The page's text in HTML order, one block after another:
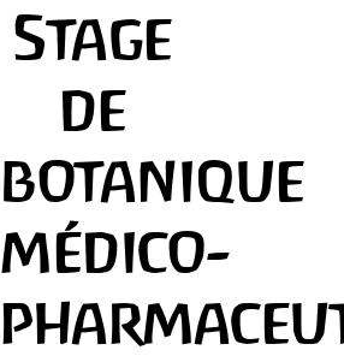
Stage
de
botanique
médico-